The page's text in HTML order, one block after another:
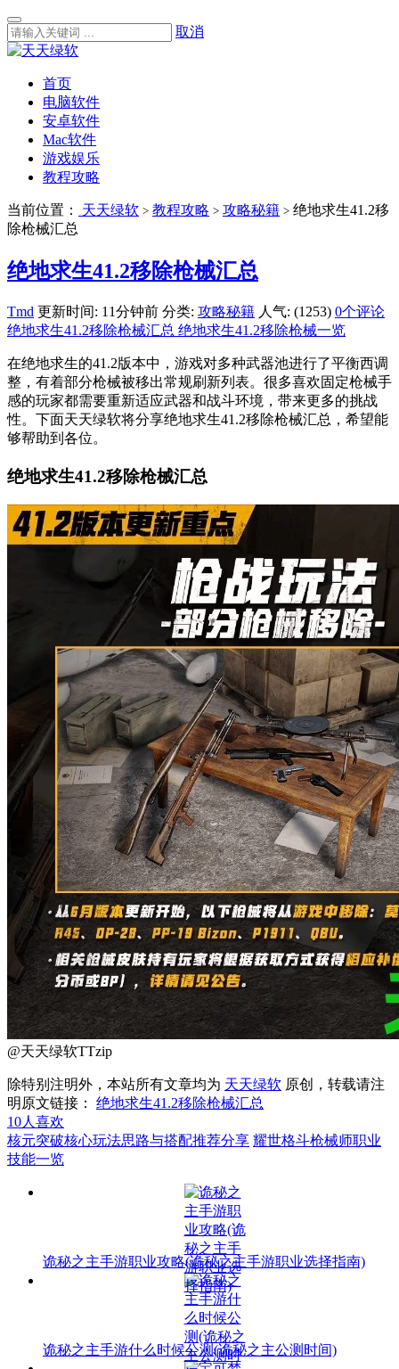
取消
首页
电脑软件
安卓软件
Mac软件
游戏娱乐
教程攻略
当前位置： 天天绿软 > 教程攻略 > 攻略秘籍 > 绝地求生41.2移
除枪械汇总
绝地求生41.2移除枪械汇总
Tmd 更新时间: 11分钟前 分类: 攻略秘籍 人气: (1253) 0个评论
绝地求生41.2移除枪械汇总 绝地求生41.2移除枪械一览
在绝地求生的41.2版本中，游戏对多种武器池进行了平衡西调
整，有着部分枪械被移出常规刷新列表。很多喜欢固定枪械手
感的玩家都需要重新适应武器和战斗环境，带来更多的挑战
性。下面天天绿软将分享绝地求生41.2移除枪械汇总，希望能
够帮助到各位。
绝地求生41.2移除枪械汇总
@天天绿软TTzip
除特别注明外，本站所有文章均为 天天绿软 原创，转载请注
明原文链接： 绝地求生41.2移除枪械汇总
10人喜欢
核元突破核心玩法思路与搭配推荐分享 耀世格斗枪械师职业
技能一览
诡秘之主手游职业攻略(诡秘之主手游职业选择指南)
诡秘之主手游什么时候公测(诡秘之主公测时间)